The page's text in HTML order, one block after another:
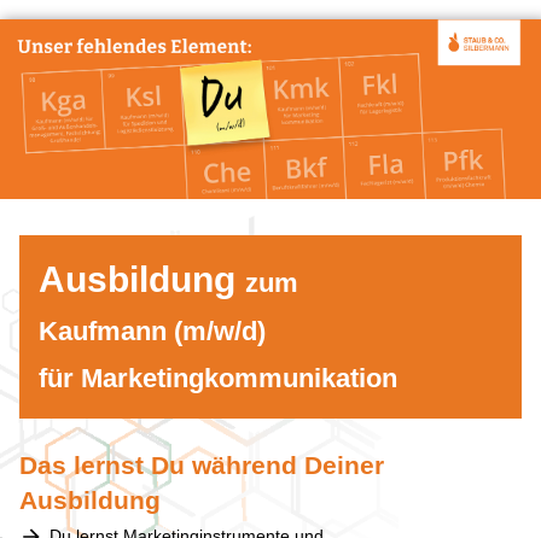
Ausbildung zum
Kaufmann (m/w/d)
für Marketingkommunikation
Das lernst Du während Deiner
Ausbildung